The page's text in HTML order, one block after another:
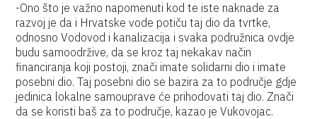
-Ono što je važno napomenuti kod te iste naknade za
razvoj je da i Hrvatske vode potiču taj dio da tvrtke,
odnosno Vodovod i kanalizacija i svaka podružnica ovdje
budu samoodržive, da se kroz taj nekakav način
financiranja koji postoji, znači imate solidarni dio i imate
posebni dio. Taj posebni dio se bazira za to područje gdje
jedinica lokalne samouprave će prihodovati taj dio. Znači
da se koristi baš za to područje, kazao je Vukovojac.